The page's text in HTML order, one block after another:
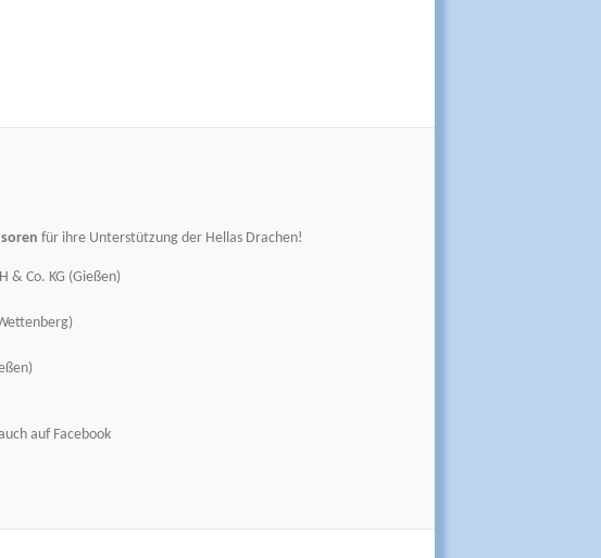
für ihre Unterstützung der Hellas Drachen!
& Co. KG (Gießen)
auf Facebook